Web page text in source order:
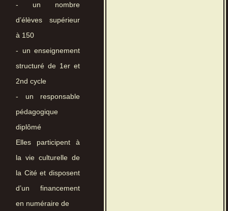
- un nombre
d’élèves supérieur
à 150
- un enseignement
structuré de 1er et
2nd cycle
- un responsable
pédagogique
diplômé
Elles participent à
la vie culturelle de
la Cité et disposent
d’un financement
en numéraire de